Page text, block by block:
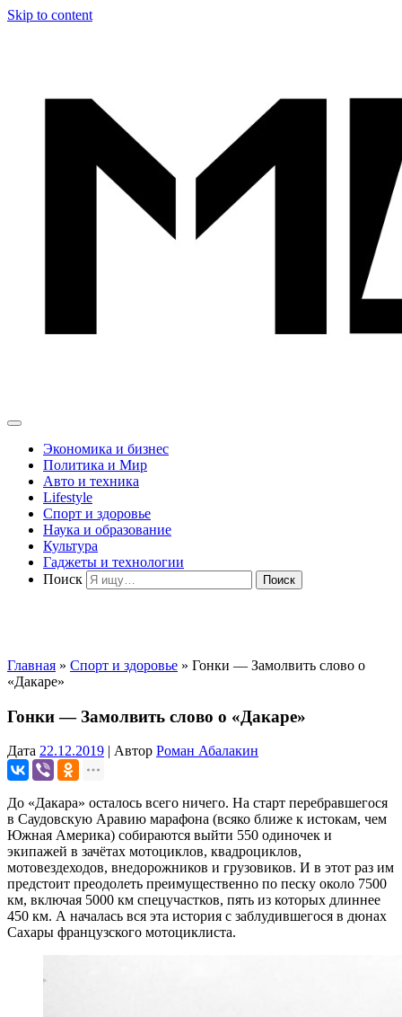
Skip to content
Экономика и бизнес
Политика и Мир
Авто и техника
Lifestyle
Спорт и здоровье
Наука и образование
Культура
Гаджеты и технологии
Поиск
Главная » Спорт и здоровье » Гонки — Замолвить слово о
«Дакаре»
Гонки — Замолвить слово о «Дакаре»
Дата 22.12.2019 | Автор Роман Абалакин
До «Дакара» осталось всего ничего. На старт перебравшегося
в Саудовскую Аравию марафона (всяко ближе к истокам, чем
Южная Америка) собираются выйти 550 одиночек и
экипажей в зачётах мотоциклов, квадроциклов,
мотовездеходов, внедорожников и грузовиков. И в этот раз им
предстоит преодолеть преимущественно по песку около 7500
км, включая 5000 км спецучастков, пять из которых длиннее
450 км. А началась вся эта история с заблудившегося в дюнах
Сахары французского мотоциклиста.